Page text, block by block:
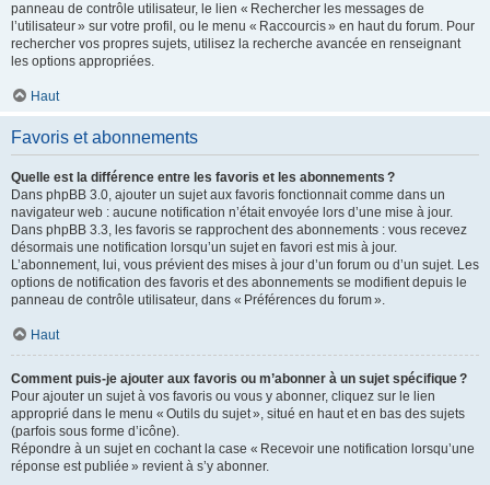
panneau de contrôle utilisateur, le lien « Rechercher les messages de
l’utilisateur » sur votre profil, ou le menu « Raccourcis » en haut du forum. Pour
rechercher vos propres sujets, utilisez la recherche avancée en renseignant
les options appropriées.
Haut
Favoris et abonnements
Quelle est la différence entre les favoris et les abonnements ?
Dans phpBB 3.0, ajouter un sujet aux favoris fonctionnait comme dans un
navigateur web : aucune notification n’était envoyée lors d’une mise à jour.
Dans phpBB 3.3, les favoris se rapprochent des abonnements : vous recevez
désormais une notification lorsqu’un sujet en favori est mis à jour.
L’abonnement, lui, vous prévient des mises à jour d’un forum ou d’un sujet. Les
options de notification des favoris et des abonnements se modifient depuis le
panneau de contrôle utilisateur, dans « Préférences du forum ».
Haut
Comment puis-je ajouter aux favoris ou m’abonner à un sujet spécifique ?
Pour ajouter un sujet à vos favoris ou vous y abonner, cliquez sur le lien
approprié dans le menu « Outils du sujet », situé en haut et en bas des sujets
(parfois sous forme d’icône).
Répondre à un sujet en cochant la case « Recevoir une notification lorsqu’une
réponse est publiée » revient à s’y abonner.